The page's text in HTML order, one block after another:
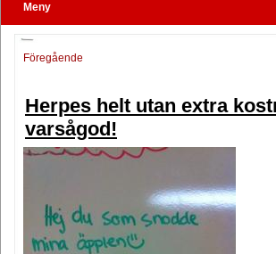
Meny
Föregående
Herpes helt utan extra
varsågod!